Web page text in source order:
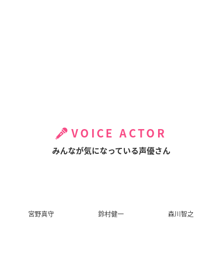
VOICE ACTOR
みんなが気になっている声優さん
宮野真守 鈴村健一 森川智之